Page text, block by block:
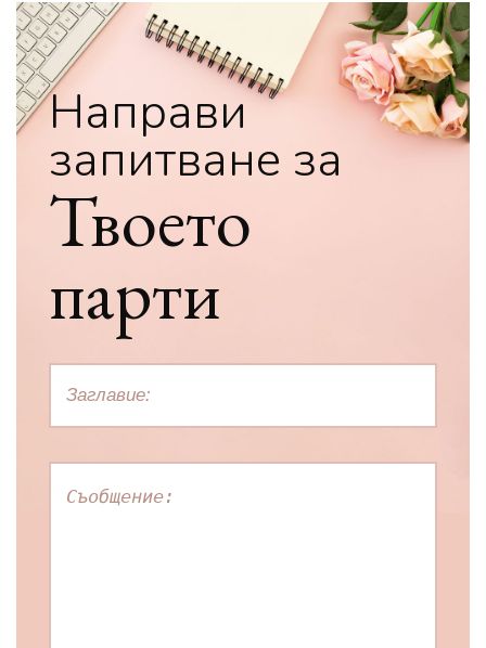
Направи
запитване за
Твоето
парти